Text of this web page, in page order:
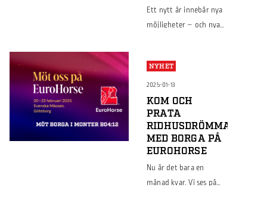
Ett nytt år innebär nya
möjligheter – och nya
utbud av plåt- och
byggprodukter som gör
bygget både hållbart
och effektivt, oavsett
om det handlar om
industri-, lantbruks-
Vi erbjuder allt från
takberäknaren, som
NYHET
2025-01-13
KOM OCH
PRATA
RIDHUSDRÖMMAR
MED BORGA PÅ
EUROHORSE
Nu är det bara en
månad kvar. Vi ses på